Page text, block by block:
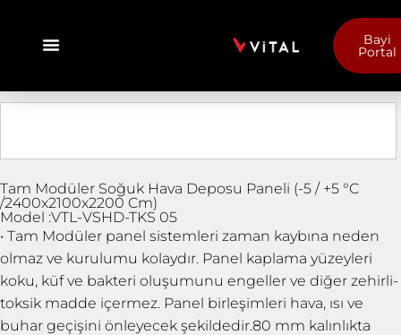
Bayi
Portal
Tam Modüler Soğuk Hava Deposu Paneli (-5 / +5 °C
/2400x2100x2200 Cm)
Model :VTL-VSHD-TKS 05
• Tam Modüler panel sistemleri zaman kaybına neden
olmaz ve kurulumu kolaydır. Panel kaplama yüzeyleri
koku, küf ve bakteri oluşumunu engeller ve diğer zehirli-
toksik madde içermez. Panel birleşimleri hava, ısı ve
buhar geçişini önleyecek şekildedir.80 mm kalınlıkta